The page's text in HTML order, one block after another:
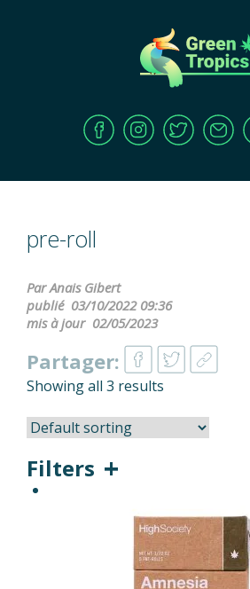
pre-roll
Par Anais Gibert
publié 03/10/2022 09:36
mis à jour 02/05/2023
Partager:
Showing all 3 results
Filters